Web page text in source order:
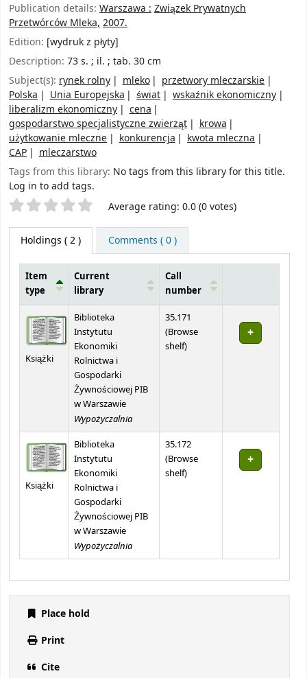
Publication details: Warszawa : Związek Prywatnych
Przetwórców Mleka, 2007.
Edition: [wydruk z płyty]
Description: 73 s. ; il. ; tab. 30 cm
Subject(s): rynek rolny mleko
przetwory mleczarskie
Polska
Unia Europejska świat
wskaźnik ekonomiczny
liberalizm ekonomiczny
cena
gospodarstwo specjalistyczne zwierząt
krowa
użytkowanie mleczne
konkurencja
kwota mleczna
CAP
mleczarstwo
Tags from this library: No tags from this library for this title.
Log in to add tags.
Star ratings Average rating: 0.0 (0 votes)
Holdings ( 2 ) Comments ( 0 )
Item
type
Current
library
Call
number
Książki
Biblioteka
Instytutu
Ekonomiki
Rolnictwa i
Gospodarki
Żywnościowej PIB
w Warszawie
Wypożyczalnia
35.171
(Browse
shelf(Opens below)
)
Książki
Biblioteka
Instytutu
Ekonomiki
Rolnictwa i
Gospodarki
Żywnościowej PIB
w Warszawie
Wypożyczalnia
35.172
(Browse
shelf(Opens below)
)
Place hold
Print
Cite